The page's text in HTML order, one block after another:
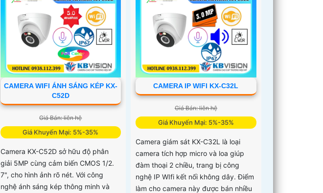
CAMERA WIFI ÁNH SÁNG KÉP KX-
C52D
Giá Bán: liên hệ
Giá Khuyến Mại: 5%-35%
Camera KX-C52D sở hữu độ phân
giải 5MP cùng cảm biến CMOS 1/2.
7", cho hình ảnh rõ nét. Với công
nghệ ánh sáng kép thông minh và
CAMERA IP WIFI KX-C32L
Giá Bán: liên hệ
Giá Khuyến Mại: 5%-35%
Camera giám sát KX-C32L là loại
camera tích hợp micro và loa giúp
đàm thoại 2 chiều, trang bị công
nghệ IP WIfi kết nối không dây. Điểm
làm cho camera này được bán nhiều